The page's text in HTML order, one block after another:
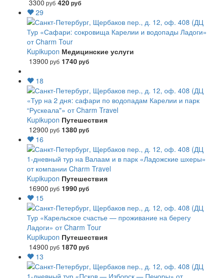
3300 руб 420руб
29
Тур «Сафари: сокровища Карелии и водопады Ладоги»
от Charm Tour
Kupikupon Медицинские услуги
13900 руб 1740руб
18
«Тур на 2 дня: сафари по водопадам Карелии и парк
“Рускеала"» от Charm Travel
Kupikupon Путешествия
12900 руб 1380руб
16
1-дневный тур на Валаам и в парк «Ладожские шхеры»
от компании Charm Travel
Kupikupon Путешествия
16900 руб 1990руб
15
Тур «Карельское счастье — проживание на берегу
Ладоги» от Charm Tour
Kupikupon Путешествия
14900 руб 1870руб
13
1-дневный тур «Псков — Изборск — Печоры» от